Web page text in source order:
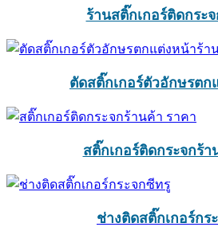
ร้านสติ๊กเกอร์ติดกระ
ตัดสติ๊กเกอร์ตัวอักษรตก
สติ๊กเกอร์ติดกระจกร้า
ช่างติดสติ๊กเกอร์กร